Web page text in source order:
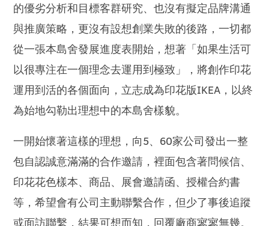
的優劣分析和目標客群研究、也沒有擬定品牌溝通
與推廣策略，更沒有設想創業失敗的後路，一切都
從一張本島舍發展進度表開始，想著「如果生活可
以很專注在一個理念去運用到極致」，將創作印花
運用到活的各個面向，立志成為印花版IKEA，以終
為始地勾勒出理想中的本島舍樣貌。
一開始懷著這樣的理想，向5、60家公司發出一整
包自認誠意滿滿的合作邀請，裡面包含著問候信、
印花花色樣本、商品、展會邀請函、授權合約書
等，希望會有公司主動聯繫合作，但少了事後追蹤
或面訪聯繫，結果可想而知，回覆廠商寥寥無幾。